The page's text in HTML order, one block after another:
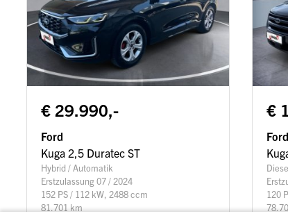
€ 29.990,-
Ford
Kuga 2,5 Duratec ST
Hybrid / Automatik
Erstzulassung 07 / 2024
152 PS / 112 kW, 2488 ccm
81.701 km
€
Ford
120